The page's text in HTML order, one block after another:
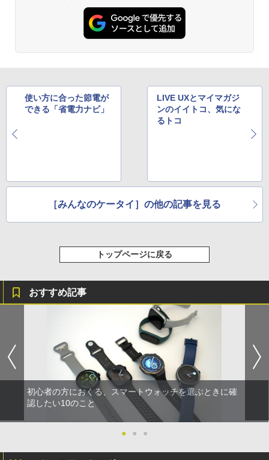
使い方に合った節電が
できる「省電力ナビ」
LIVE UXとマイマガジ
ンのイイトコ、気にな
るトコ
［みんなのケータイ］の他の記事を見る
トップページに戻る
おすすめ記事
初心者の方におくる、スマートウォッチを選ぶときに確
認したい10のこと
● ● ●